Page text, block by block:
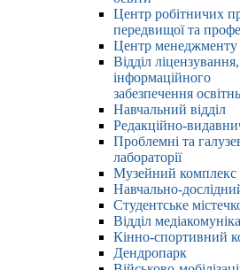
Центр робітничих
передвищої та
Центр менеджменту
Відділ
інформаційного
забезпечення
Навчальний відділ
Редакційно-
Проблемні та
лабораторії
Музейний комплекс
Навчально-
Студентське
Відділ
Кінно-спортивний
Дендропарк